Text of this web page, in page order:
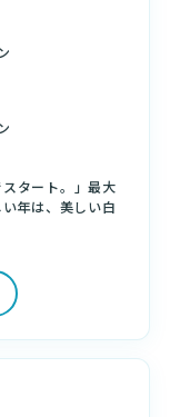
タート。」最大
年は、美しい白